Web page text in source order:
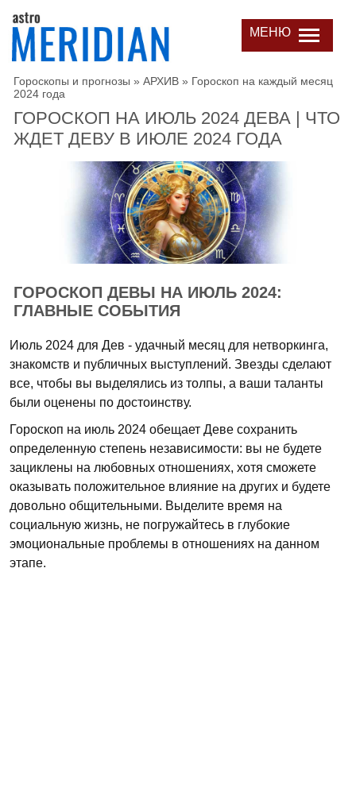
МЕНЮ
Гороскопы и прогнозы » АРХИВ » Гороскоп на каждый месяц
2024 года
ГОРОСКОП НА ИЮЛЬ 2024 ДЕВА | ЧТО
ЖДЕТ ДЕВУ В ИЮЛЕ 2024 ГОДА
ГОРОСКОП ДЕВЫ НА ИЮЛЬ 2024:
ГЛАВНЫЕ СОБЫТИЯ
Июль 2024 для Дев - удачный месяц для нетворкинга,
знакомств и публичных выступлений. Звезды сделают
все, чтобы вы выделялись из толпы, а ваши таланты
были оценены по достоинству.
Гороскоп на июль 2024 обещает Деве сохранить
определенную степень независимости: вы не будете
зациклены на любовных отношениях, хотя сможете
оказывать положительное влияние на других и будете
довольно общительными. Выделите время на
социальную жизнь, не погружайтесь в глубокие
эмоциональные проблемы в отношениях на данном
этапе.